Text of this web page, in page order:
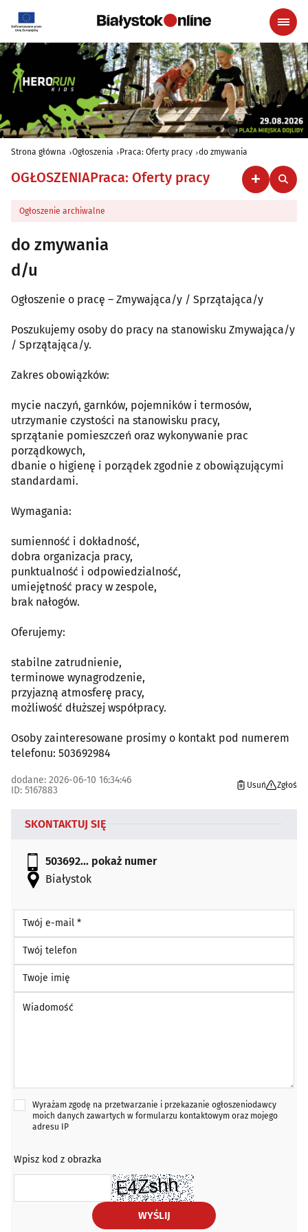
Strona główna Ogłoszenia Praca: Oferty pracy do zmywania
OGŁOSZENIAPraca: Oferty pracy
Ogłoszenie archiwalne
do zmywania
d/u
Ogłoszenie o pracę – Zmywająca/y / Sprzątająca/y
Poszukujemy osoby do pracy na stanowisku Zmywająca/y
/ Sprzątająca/y.
Zakres obowiązków:
mycie naczyń, garnków, pojemników i termosów,
utrzymanie czystości na stanowisku pracy,
sprzątanie pomieszczeń oraz wykonywanie prac
porządkowych,
dbanie o higienę i porządek zgodnie z obowiązującymi
standardami.
Wymagania:
sumienność i dokładność,
dobra organizacja pracy,
punktualność i odpowiedzialność,
umiejętność pracy w zespole,
brak nałogów.
Oferujemy:
stabilne zatrudnienie,
terminowe wynagrodzenie,
przyjazną atmosferę pracy,
możliwość dłuższej współpracy.
Osoby zainteresowane prosimy o kontakt pod numerem
telefonu: 503692984
dodane: 2026-06-10 16:34:46
ID: 5167883
Usuń Zgłoś
SKONTAKTUJ SIĘ
503692... pokaż numer
Białystok
Twój e-mail *
Twój telefon
Twoje imię
Wyrażam zgodę na przetwarzanie i przekazanie ogłoszeniodawcy
moich danych zawartych w formularzu kontaktowym oraz mojego
adresu IP
Wpisz kod z obrazka
WYŚLIJ